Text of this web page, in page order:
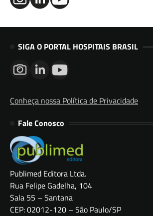
SIGA O PORTAL HOSPITAIS BRASIL
Conheça nossa Política de Privacidade
Fale Conosco
Publimed Editora Ltda.
Rua Felipe Gadelha, 104
Sala 55 – Santana
CEP: 02012-120 – São Paulo/SP